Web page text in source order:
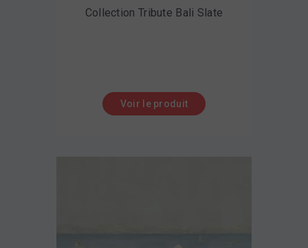
Collection Tribute Bali Slate
Voir le produit